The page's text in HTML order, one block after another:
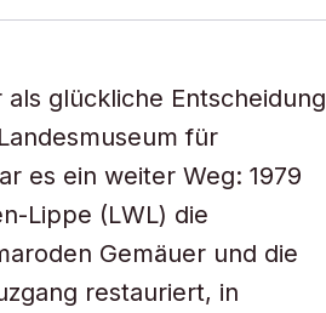
glückliche Entscheidung
für
es ein weiter Weg: 1979
Lippe (LWL) die
Gemäuer und die
restauriert, in